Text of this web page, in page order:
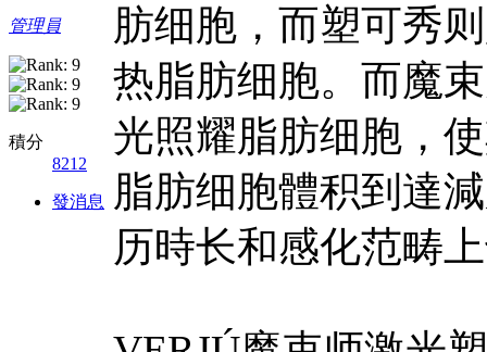
管理員
積分
8212
發消息
肪细胞，而塑可秀
热脂肪细胞。而魔
光照耀脂肪细胞，
脂肪细胞體积到達
历時长和感化范畴